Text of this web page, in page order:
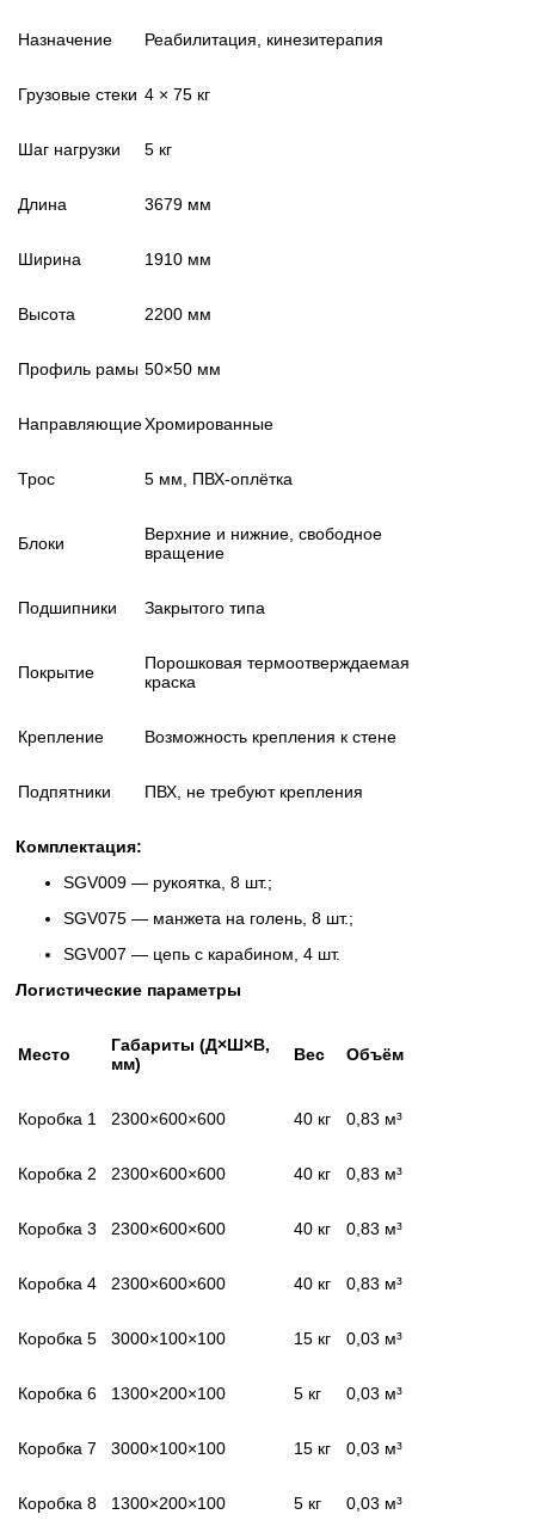
Назначение Реабилитация, кинезитерапия
Грузовые стеки 4 × 75 кг
Шаг нагрузки 5 кг
Длина 3679 мм
Ширина 1910 мм
Высота 2200 мм
Профиль рамы 50×50 мм
НаправляющиеХромированные
Трос 5 мм, ПВХ-оплётка
Блоки
Верхние и нижние, свободное
вращение
Подшипники Закрытого типа
Покрытие
Порошковая термоотверждаемая
краска
Крепление Возможность крепления к стене
Подпятники ПВХ, не требуют крепления
Комплектация:
SGV009 — рукоятка, 8 шт.;
SGV075 — манжета на голень, 8 шт.;
SGV007 — цепь с карабином, 4 шт.
Логистические параметры
Место
Габариты (Д×Ш×В,
мм)
Вес Объём
Коробка 1 2300×600×600 40 кг 0,83 м³
Коробка 2 2300×600×600 40 кг 0,83 м³
Коробка 3 2300×600×600 40 кг 0,83 м³
Коробка 4 2300×600×600 40 кг 0,83 м³
Коробка 5 3000×100×100 15 кг 0,03 м³
Коробка 6 1300×200×100 5 кг 0,03 м³
Коробка 7 3000×100×100 15 кг 0,03 м³
Коробка 8 1300×200×100 5 кг 0,03 м³